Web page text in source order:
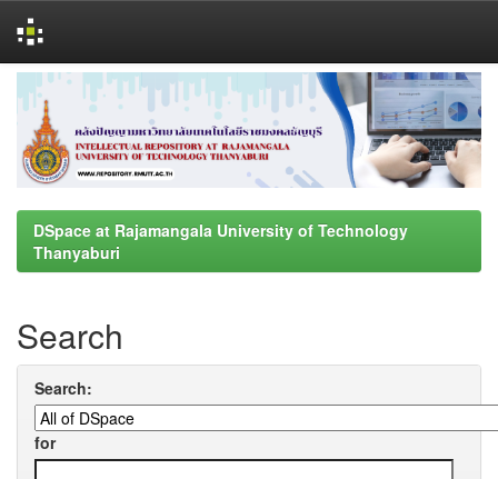
navigation
DSpace at Rajamangala University of Technology
Thanyaburi
Search
Search:
for